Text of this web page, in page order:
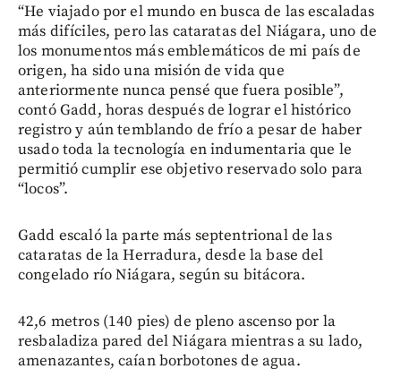
“He viajado por el mundo en busca de las escaladas
más difíciles, pero las cataratas del Niágara, uno de
los monumentos más emblemáticos de mi país de
origen, ha sido una misión de vida que
anteriormente nunca pensé que fuera posible”,
contó Gadd, horas después de lograr el histórico
registro y aún temblando de frío a pesar de haber
usado toda la tecnología en indumentaria que le
permitió cumplir ese objetivo reservado solo para
“locos”.
Gadd escaló la parte más septentrional de las
cataratas de la Herradura, desde la base del
congelado río Niágara, según su bitácora.
42,6 metros (140 pies) de pleno ascenso por la
resbaladiza pared del Niágara mientras a su lado,
amenazantes, caían borbotones de agua.